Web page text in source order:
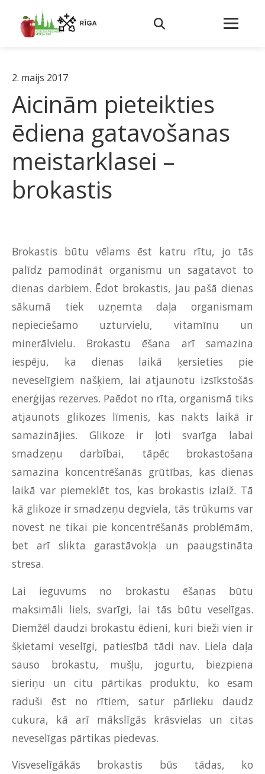
2. maijs 2017
Aicinām pieteikties
ēdiena gatavošanas
meistarklasei –
brokastis
Brokastis būtu vēlams ēst katru rītu, jo tās
palīdz pamodināt organismu un sagatavot to
dienas darbiem. Ēdot brokastis, jau pašā dienas
sākumā tiek uzņemta daļa organismam
nepieciešamo uzturvielu, vitamīnu un
minerālvielu. Brokastu ēšana arī samazina
iespēju, ka dienas laikā ķersieties pie
neveselīgiem našķiem, lai atjaunotu izsīkstošās
enerģijas rezerves. Paēdot no rīta, organismā tiks
atjaunots glikozes līmenis, kas nakts laikā ir
samazinājies. Glikoze ir ļoti svarīga labai
smadzeņu darbībai, tāpēc brokastošana
samazina koncentrēšanās grūtības, kas dienas
laikā var piemeklēt tos, kas brokastis izlaiž. Tā
kā glikoze ir smadzeņu degviela, tās trūkums var
novest ne tikai pie koncentrēšanās problēmām,
bet arī slikta garastāvokļa un paaugstināta
stresa.
Lai ieguvums no brokastu ēšanas būtu
maksimāli liels, svarīgi, lai tās būtu veselīgas.
Diemžēl daudzi brokastu ēdieni, kuri bieži vien ir
šķietami veselīgi, patiesībā tādi nav. Liela daļa
sauso brokastu, mušļu, jogurtu, biezpiena
sieriņu un citu pārtikas produktu, ko esam
raduši ēst no rītiem, satur pārlieku daudz
cukura, kā arī mākslīgās krāsvielas un citas
neveselīgas pārtikas piedevas.
Visveselīgākās brokastis būs tādas, ko